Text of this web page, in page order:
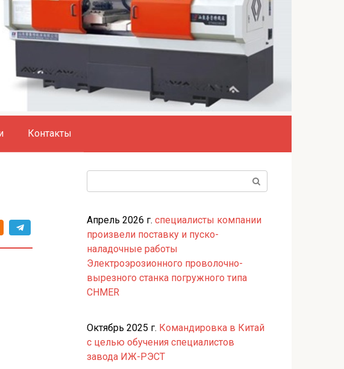
Контакты
Апрель 2026 г. специалисты компании
произвели поставку и пуско-
наладочные работы
Электроэрозионного проволочно-
вырезного станка погружного типа
CHMER
Октябрь 2025 г. Командировка в Китай
с целью обучения специалистов
завода ИЖ-РЭСТ